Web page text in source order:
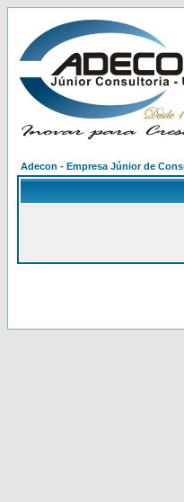
Adecon - Empresa Júnior de